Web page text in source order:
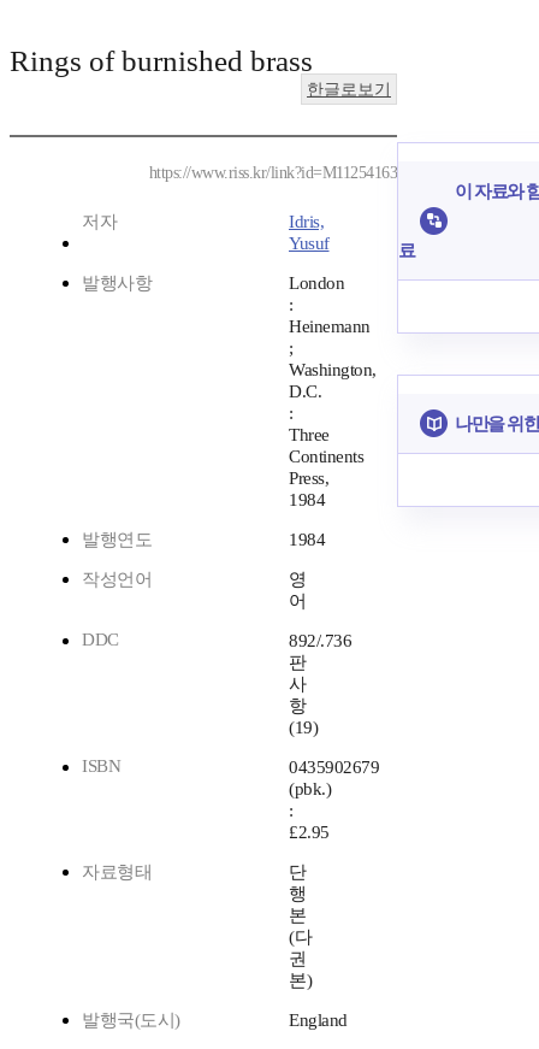
Rings of burnished brass
한글로보기
https://www.riss.kr/link?id=M11254163
저자
Idris,
Yusuf
발행사항
London
:
Heinemann
;
Washington,
D.C.
:
Three
Continents
Press,
1984
발행연도 1984
작성언어
영
어
DDC
892/.736
판
사
항
(19)
ISBN
0435902679
(pbk.)
:
£2.95
자료형태
단
행
본
(다
권
본)
발행국(도시) England
이 자료와
료
나만을 위